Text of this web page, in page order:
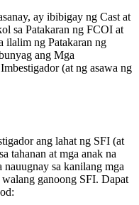
ay ibibigay ng Cast at
sa Patakaran ng FCOI at
ilalim ng Patakaran ng
ang Mga
(at ng asawa ng
ang lahat ng SFI (at
tahanan at mga anak na
sa kanilang mga
ganoong SFI. Dapat